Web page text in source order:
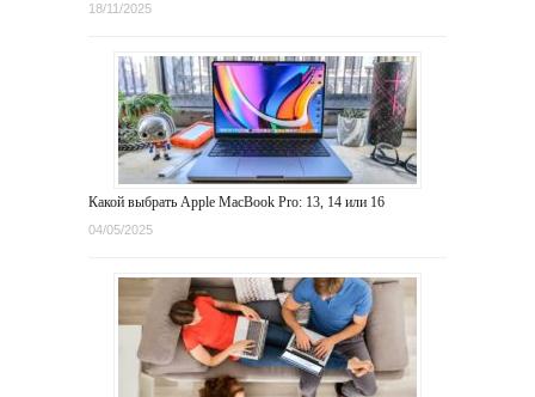
18/11/2025
Какой выбрать Apple MacBook Pro: 13, 14 или 16
04/05/2025